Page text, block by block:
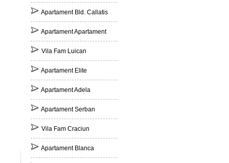
Apartament Bld. Callatis
Apartament Apartament
Vila Fam Luican
Apartament Elite
Apartament Adela
Apartament Serban
Vila Fam Craciun
Apartament Blanca